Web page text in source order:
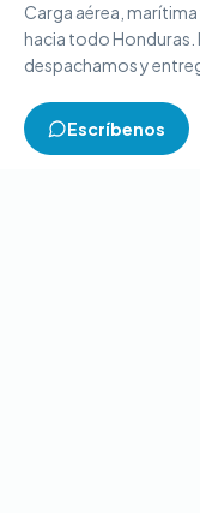
Carga aérea,
hacia todo Honduras.
despachamos y
Escríbenos